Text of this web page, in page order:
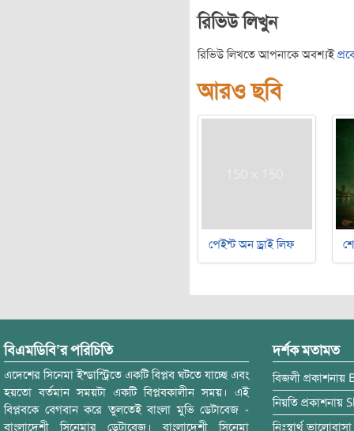
রিভিউ লিখুন
রিভিউ লিখতে আপনাকে অবশ্যই
আরও ছবি
পেইন্ট অন ড্রাই লিফ
বিএমডিবি’র পরিচিতি
এদেশের সিনেমা ইন্ডাস্ট্রিতে একটি বিপ্লব ঘটতে যাচ্ছে এবং
হয়তো বর্তমান সময়টা একটি বিপ্লবকালীন সময়। এই
বিপ্লবকে বেগবান করে তুলতেই বাংলা মুভি ডেটাবেজ -
বাংলাদেশী সিনেমার ডেটাবেজ। বাংলাদেশী সিনেমা
দর্শক মতামত
বিজলী প্রকাশনায়
নিয়তি প্রকাশনায়
নিঃস্বার্থ ভালোবাসা